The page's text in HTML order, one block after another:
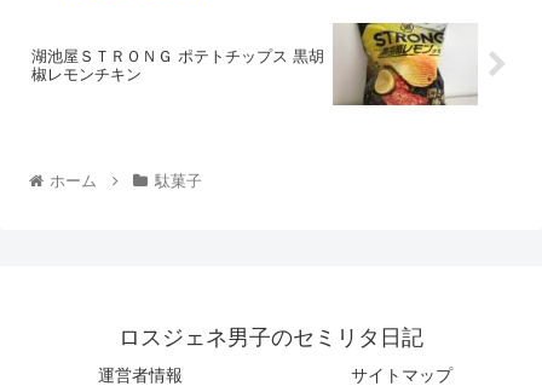
湖池屋ＳＴＲＯＮＧ ポテトチップス 黒胡
椒レモンチキン
ホーム 駄菓子
ロスジェネ男子のセミリタ日記
運営者情報 サイトマップ